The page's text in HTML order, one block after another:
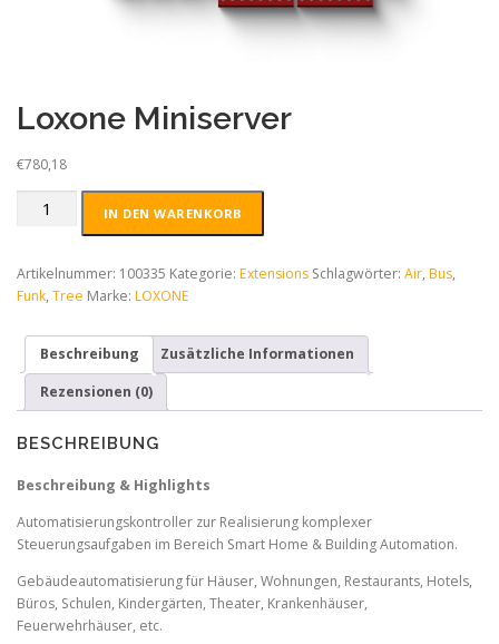
Loxone Miniserver
€780,18
Loxone
IN DEN WARENKORB
Artikelnummer: 100335 Kategorie: Extensions Schlagwörter: Air, Bus,
Funk, Tree Marke: LOXONE
Beschreibung Zusätzliche Informationen
Rezensionen (0)
BESCHREIBUNG
Beschreibung & Highlights
Automatisierungskontroller zur Realisierung komplexer
Steuerungsaufgaben im Bereich Smart Home & Building Automation.
Gebäudeautomatisierung für Häuser, Wohnungen, Restaurants, Hotels,
Büros, Schulen, Kindergärten, Theater, Krankenhäuser,
Feuerwehrhäuser, etc.